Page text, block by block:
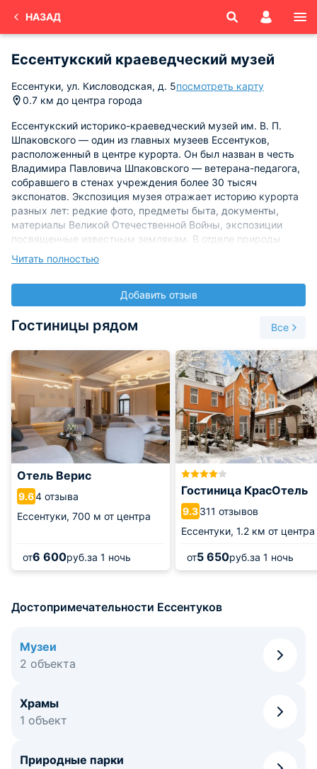
НАЗАД
Ессентукский краеведческий музей
Ессентуки, ул. Кисловодская, д. 5посмотреть карту
0.7 км до центра города
Ессентукский историко-краеведческий музей им. В. П.
Шпаковского — один из главных музеев Ессентуков,
расположенный в центре курорта. Он был назван в честь
Владимира Павловича Шпаковского — ветерана-педагога,
собравшего в стенах учреждения более 30 тысяч
экспонатов. Экспозиция музея отражает историю курорта
разных лет: редкие фото, предметы быта, документы,
материалы Великой Отечественной Войны, экспозиции
посвященные известным землякам. В отделе природы
представлены чучела животных и экспонаты
растительного мира, археологическая коллекция.
Наиболее ценными экземплярами в фондах музея
считается мебельный гарнитур 18 века с инкрустацией
костью, элементы стройматериалов мавзолеев
золотоордынского времени, коллекция художественных
Стоимость билета — 150 рублей.
График работы:
Пн: выходной.
Вт-вс: 10:00-18:00.
Читать полностью
Добавить отзыв
Гостиницы рядом Все
Отель Верис
9.64 отзыва
Ессентуки, 700 м от центра
от6 600руб.за 1 ночь
Гостиница КрасОтель
9.3311 отзывов
Ессентуки, 1.2 км от центра
от5 650руб.за 1 ночь
Достопримечательности Ессентуков
Музеи
2 объекта
Храмы
1 объект
Природные парки